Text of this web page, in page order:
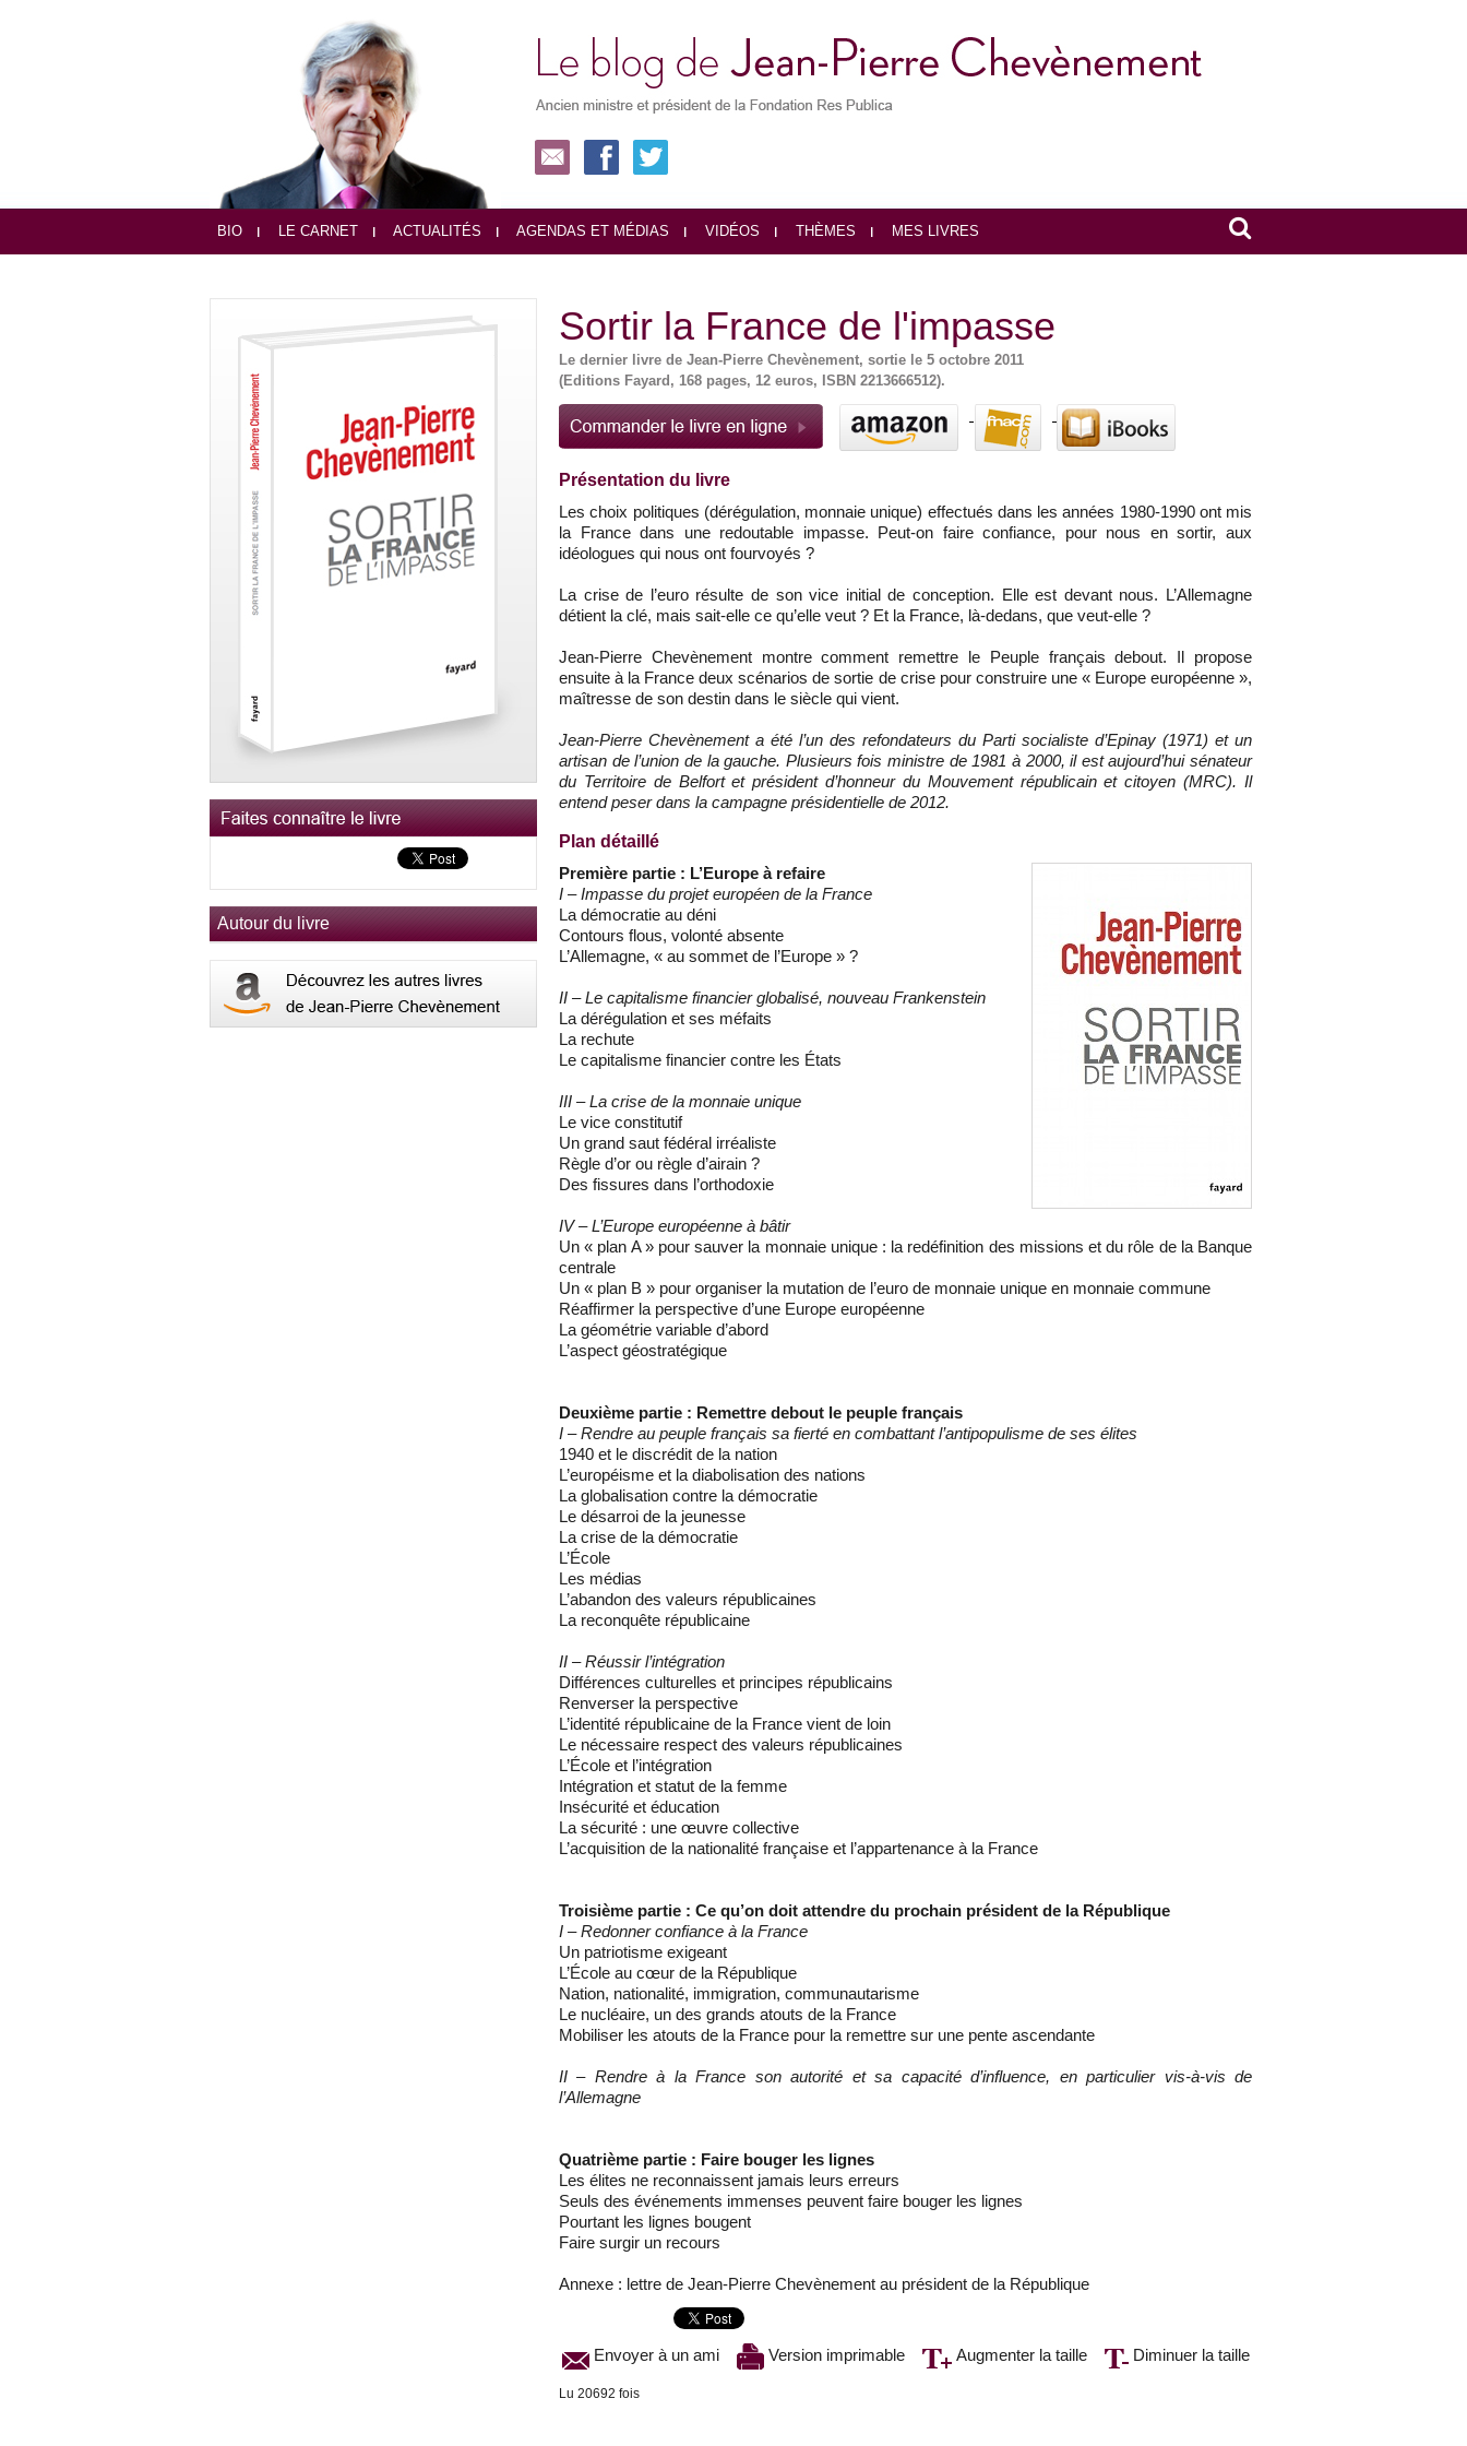
BIO LE CARNET ACTUALITÉS AGENDAS ET MÉDIAS VIDÉOS THÈMES MES LIVRES
Autour du livre
Sortir la France de l'impasse
Le dernier livre de Jean-Pierre Chevènement, sortie le 5 octobre 2011
(Editions Fayard, 168 pages, 12 euros, ISBN 2213666512).
Présentation du livre
Les choix politiques (dérégulation, monnaie unique) effectués dans les années 1980-1990 ont mis
la France dans une redoutable impasse. Peut-on faire confiance, pour nous en sortir, aux
idéologues qui nous ont fourvoyés ?
La crise de l’euro résulte de son vice initial de conception. Elle est devant nous. L’Allemagne
détient la clé, mais sait-elle ce qu’elle veut ? Et la France, là-dedans, que veut-elle ?
Jean-Pierre Chevènement montre comment remettre le Peuple français debout. Il propose
ensuite à la France deux scénarios de sortie de crise pour construire une « Europe européenne »,
maîtresse de son destin dans le siècle qui vient.
Jean-Pierre Chevènement a été l’un des refondateurs du Parti socialiste d’Epinay (1971) et un
artisan de l’union de la gauche. Plusieurs fois ministre de 1981 à 2000, il est aujourd’hui sénateur
du Territoire de Belfort et président d’honneur du Mouvement républicain et citoyen (MRC). Il
entend peser dans la campagne présidentielle de 2012.
Plan détaillé
Première partie : L’Europe à refaire
I – Impasse du projet européen de la France
La démocratie au déni
Contours flous, volonté absente
L’Allemagne, « au sommet de l’Europe » ?
II – Le capitalisme financier globalisé, nouveau Frankenstein
La dérégulation et ses méfaits
La rechute
Le capitalisme financier contre les États
III – La crise de la monnaie unique
Le vice constitutif
Un grand saut fédéral irréaliste
Règle d’or ou règle d’airain ?
Des fissures dans l’orthodoxie
IV – L’Europe européenne à bâtir
Un « plan A » pour sauver la monnaie unique : la redéfinition des missions et du rôle de la Banque
centrale
Un « plan B » pour organiser la mutation de l’euro de monnaie unique en monnaie commune
Réaffirmer la perspective d’une Europe européenne
La géométrie variable d’abord
L’aspect géostratégique
Deuxième partie : Remettre debout le peuple français
I – Rendre au peuple français sa fierté en combattant l’antipopulisme de ses élites
1940 et le discrédit de la nation
L’européisme et la diabolisation des nations
La globalisation contre la démocratie
Le désarroi de la jeunesse
La crise de la démocratie
L’École
Les médias
L’abandon des valeurs républicaines
La reconquête républicaine
II – Réussir l’intégration
Différences culturelles et principes républicains
Renverser la perspective
L’identité républicaine de la France vient de loin
Le nécessaire respect des valeurs républicaines
L’École et l’intégration
Intégration et statut de la femme
Insécurité et éducation
La sécurité : une œuvre collective
L’acquisition de la nationalité française et l’appartenance à la France
Troisième partie : Ce qu’on doit attendre du prochain président de la République
I – Redonner confiance à la France
Un patriotisme exigeant
L’École au cœur de la République
Nation, nationalité, immigration, communautarisme
Le nucléaire, un des grands atouts de la France
Mobiliser les atouts de la France pour la remettre sur une pente ascendante
II – Rendre à la France son autorité et sa capacité d’influence, en particulier vis-à-vis de
l’Allemagne
Quatrième partie : Faire bouger les lignes
Les élites ne reconnaissent jamais leurs erreurs
Seuls des événements immenses peuvent faire bouger les lignes
Pourtant les lignes bougent
Faire surgir un recours
Annexe : lettre de Jean-Pierre Chevènement au président de la République
Envoyer à un ami Version imprimable Augmenter la taille Diminuer la taille
Lu 20692 fois